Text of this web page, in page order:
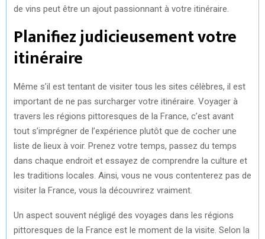
de vins peut être un ajout passionnant à votre itinéraire.
Planifiez judicieusement votre
itinéraire
Même s’il est tentant de visiter tous les sites célèbres, il est
important de ne pas surcharger votre itinéraire. Voyager à
travers les régions pittoresques de la France, c’est avant
tout s’imprégner de l’expérience plutôt que de cocher une
liste de lieux à voir. Prenez votre temps, passez du temps
dans chaque endroit et essayez de comprendre la culture et
les traditions locales. Ainsi, vous ne vous contenterez pas de
visiter la France, vous la découvrirez vraiment.
Un aspect souvent négligé des voyages dans les régions
pittoresques de la France est le moment de la visite. Selon la